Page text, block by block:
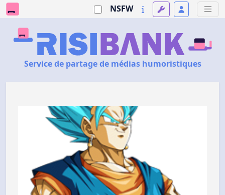
NSFW
Service de partage de médias humoristiques